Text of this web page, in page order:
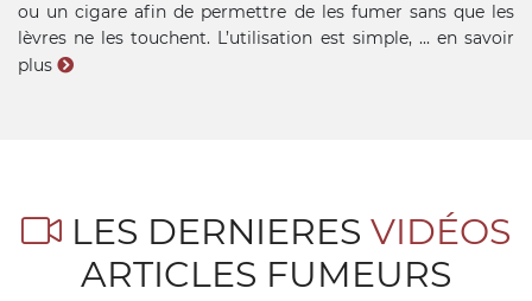
ou un cigare afin de permettre de les fumer sans que les
lèvres ne les touchent. L’utilisation est simple, ... en savoir
plus
LES DERNIERES VIDÉOS
ARTICLES FUMEURS